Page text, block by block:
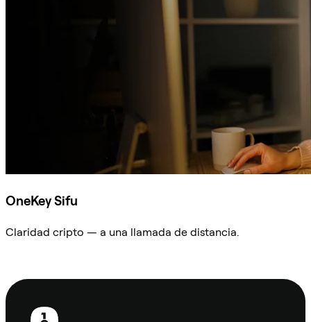
OneKey Sifu
Claridad cripto — a una llamada de distancia.
Pie